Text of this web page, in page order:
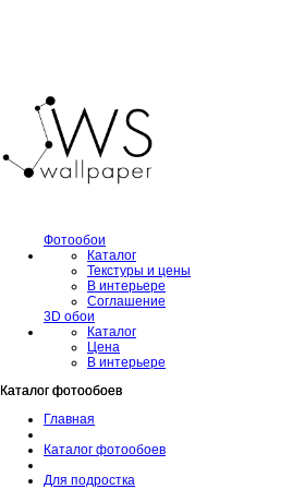
Фотообои
Каталог
Текстуры и цены
В интерьере
Соглашение
3D обои
Каталог
Цена
В интерьере
Каталог фотообоев
Каталог фотообоев
Главная
Каталог фотообоев
Для подростка